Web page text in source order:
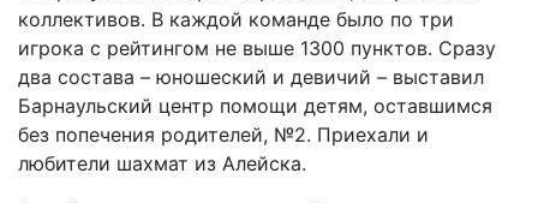
коллективов. В каждой команде было по три
игрока с рейтингом не выше 1300 пунктов. Сразу
два состава – юношеский и девичий – выставил
Барнаульский центр помощи детям, оставшимся
без попечения родителей, №2. Приехали и
любители шахмат из Алейска.